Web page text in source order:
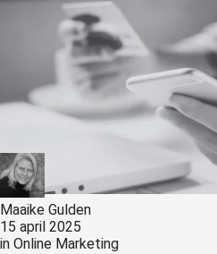
Maaike Gulden
15 april 2025
in Online Marketing